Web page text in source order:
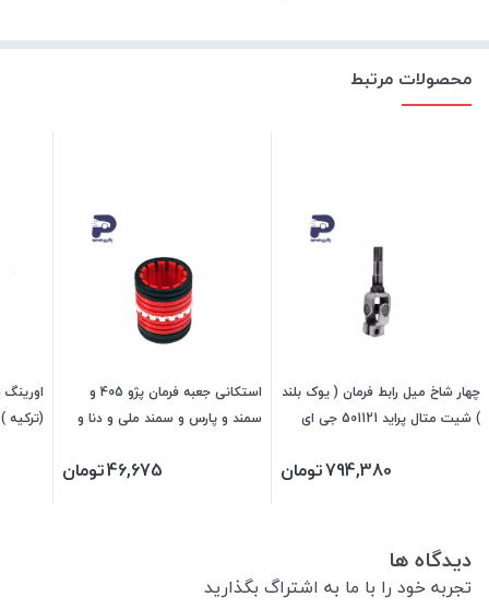
محصولات مرتبط
چهار شاخ میل رابط فرمان ( یوک بلند
) شیت متال پراید 501121 جی ای
794,380تومان
استکانی جعبه فرمان پژو 405 و
سمند و پارس و سمند ملی و دنا و
46,675تومان
دیدگاه ها
تجربه خود را با ما به اشتراگ بگذارید